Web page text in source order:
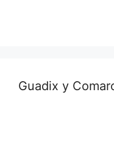
Guadix y